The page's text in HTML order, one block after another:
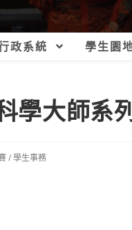
政系統 學生園
學大師系
/學生事務